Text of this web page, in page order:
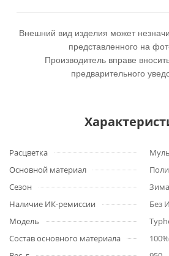
Внешний вид изделия может
представленного на
Производитель вправе
предварительного
Расцветка
Основной материал
Сезон
Зима
Наличие ИК-ремиссии
Без
Модель
Состав основного материала